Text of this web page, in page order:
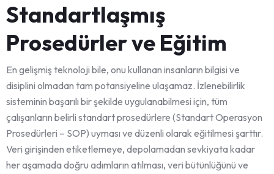
Standartlaşmış
Prosedürler ve Eğitim
En gelişmiş teknoloji bile, onu kullanan insanların bilgisi ve
disiplini olmadan tam potansiyeline ulaşamaz. İzlenebilirlik
sisteminin başarılı bir şekilde uygulanabilmesi için, tüm
çalışanların belirli standart prosedürlere (Standart Operasyon
Prosedürleri – SOP) uyması ve düzenli olarak eğitilmesi şarttır.
Veri girişinden etiketlemeye, depolamadan sevkiyata kadar
her aşamada doğru adımların atılması, veri bütünlüğünü ve